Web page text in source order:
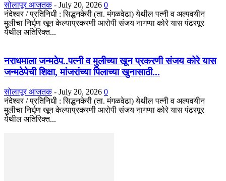
सोलापूर आजतक - July 20, 2026 0
नंदेश्वर / प्रतिनिधी : सिद्धनकेरी (ता. मंगळवेढा) येथील पत्नी व अल्पवयीन
मुलीचा निर्घृण खून केल्याप्रकरणी आरोपी संजय नागप्पा कोरे यास पंढरपूर
येथील अतिरिक्त...
नराधमाला जन्मठेप..पत्नी व मुलीच्या खून प्रकरणी संजय कोरे यास
जन्मठेपेची शिक्षा, मांजरांच्या पिलाच्या खुनासाठी...
सोलापूर आजतक - July 20, 2026 0
नंदेश्वर / प्रतिनिधी : सिद्धनकेरी (ता. मंगळवेढा) येथील पत्नी व अल्पवयीन
मुलीचा निर्घृण खून केल्याप्रकरणी आरोपी संजय नागप्पा कोरे यास पंढरपूर
येथील अतिरिक्त...